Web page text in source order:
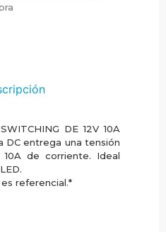
DE 12V 10A
DC entrega una tensión
de corriente. Ideal
referencial.*